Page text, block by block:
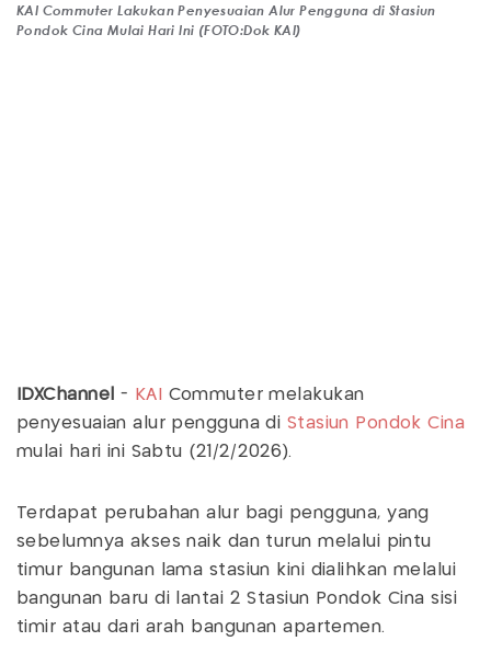
KAI Commuter Lakukan Penyesuaian Alur Pengguna di Stasiun
Pondok Cina Mulai Hari Ini (FOTO:Dok KAI)
IDXChannel - KAI
Commuter melakukan
penyesuaian alur pengguna di Stasiun Pondok Cina
mulai hari ini Sabtu (21/2/2026).
Terdapat perubahan alur bagi pengguna, yang
sebelumnya akses naik dan turun melalui pintu
timur bangunan lama stasiun kini dialihkan melalui
bangunan baru di lantai 2 Stasiun Pondok Cina sisi
timir atau dari arah bangunan apartemen.